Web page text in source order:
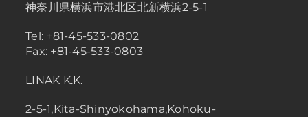
神奈川県横浜市港北区北新横浜2-5-1
Tel: +81-45-533-0802
Fax: +81-45-533-0803
LINAK K.K.
2-5-1,Kita-Shinyokohama,Kohoku-